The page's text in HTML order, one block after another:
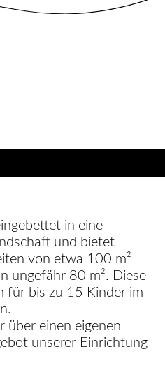
in eine
und bietet
von etwa 100 m²
ungefähr 80 m². Diese
für bis zu 15 Kinder im
über einen eigenen
unserer Einrichtung